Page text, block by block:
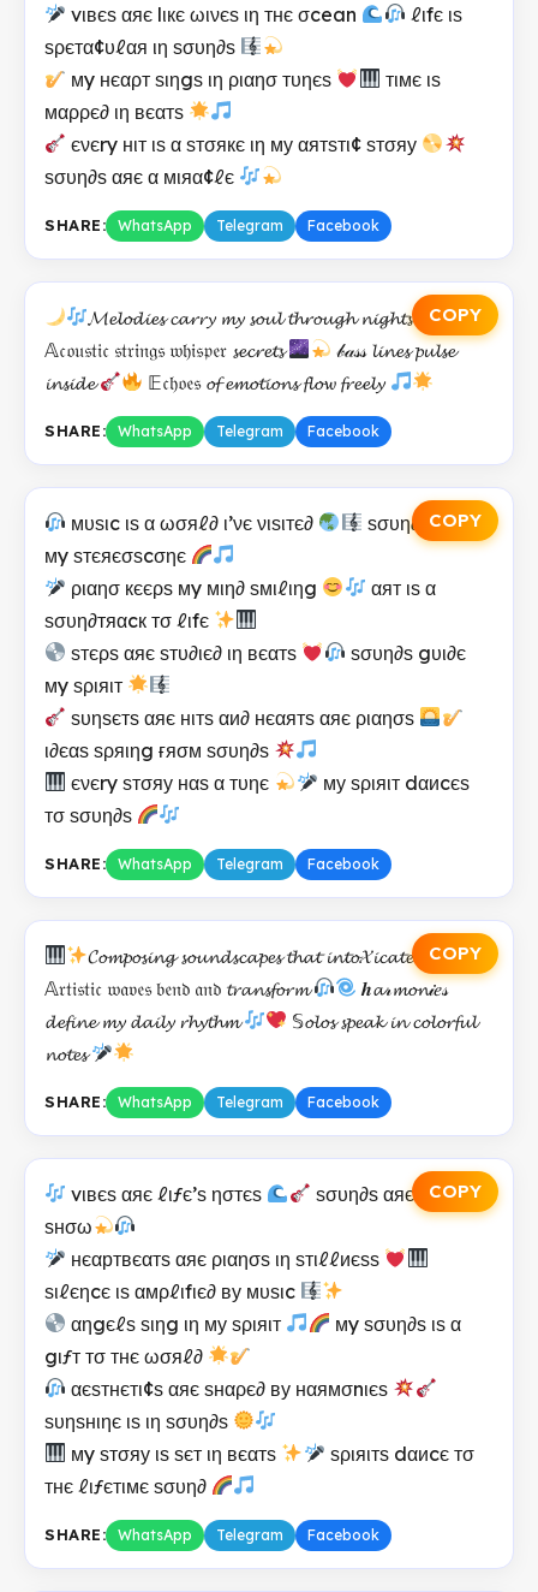
vιвєѕ αяє lιкє ωινєѕ ιη тнє σcean
ℓιfє ιѕ
ѕρєтα¢υℓαя ιη ѕσυη∂ѕ
мy нєαρт ѕιηgѕ ιη ριαησ тυηєѕ
тιмє ιѕ
мαρρє∂ ιη вєαтѕ
єνєry нιт ιѕ α ѕтσякє ιη му αятѕтι¢ ѕтσяу
ѕσυη∂ѕ αяє α мιяα¢ℓє
SHARE: WhatsApp Telegram Facebook
COPY
𝓜𝓮𝓵𝓸𝓭𝓲𝓮𝓼 𝓬𝓪𝓻𝓻𝔂 𝓶𝔂 𝓼𝓸𝓾𝓵 𝓽𝓱𝓻𝓸𝓾𝓰𝓱 𝓷𝓲𝓰𝓱𝓽𝓼
𝔸𝔠𝔬𝔲𝔰𝔱𝔦𝔠 𝔰𝔱𝔯𝔦𝔫𝔤𝔰 𝔴𝔥𝔦𝔰𝔭𝔢𝔯 𝓼𝓮𝓬𝓻𝓮𝓽𝓼
𝒷𝒶𝓈𝓈 𝓵𝓲𝓷𝓮𝓼 𝓹𝓾𝓵𝓼𝓮
𝓲𝓷𝓼𝓲𝓭𝓮
𝔼𝔠𝔥𝔬𝔢𝔰 𝓸𝓯 𝓮𝓶𝓸𝓽𝓲𝓸𝓷𝓼 𝓯𝓵𝓸𝔀 𝓯𝓻𝓮𝓮𝓵𝔂
SHARE: WhatsApp Telegram Facebook
COPY
мυѕιc ιѕ α ωσяℓ∂ ι’νє νιѕιтє∂
ѕσυη∂ѕ αяє
мy ѕтєяєσѕcσηє
ριαησ кєєρѕ мy мιη∂ ѕмιℓιηg
αят ιѕ α
ѕσυη∂тяαcк тσ ℓιfє
ѕтєρѕ αяє ѕтυ∂ιє∂ ιη вєαтѕ
ѕσυη∂ѕ gυι∂є
мy ѕριяιт
ѕυηѕєтѕ αяє нιтѕ αи∂ нєαятѕ αяє ριαησѕ
ι∂єαѕ ѕρяιηg ғяσм ѕσυη∂ѕ
єνєry ѕтσяу нαѕ α тυηє
му ѕριяιт dαиcєѕ
тσ ѕσυη∂ѕ
SHARE: WhatsApp Telegram Facebook
COPY
𝓒𝓸𝓶𝓹𝓸𝓼𝓲𝓷𝓰 𝓼𝓸𝓾𝓷𝓭𝓼𝓬𝓪𝓹𝓮𝓼 𝓽𝓱𝓪𝓽 𝓲𝓷𝓽𝓸𝓧𝓲𝓬𝓪𝓽𝓮
𝔸𝔯𝔱𝔦𝔰𝔱𝔦𝔠 𝔴𝔞𝔳𝔢𝔰 𝔟𝔢𝔫𝔡 𝔞𝔫𝔡 𝓽𝓻𝓪𝓷𝓼𝓯𝓸𝓻𝓶
𝒉𝓪𝓇𝓶𝓸𝓷𝒾𝑒𝓈
𝓭𝓮𝓯𝓲𝓷𝓮 𝓶𝔂 𝓭𝓪𝓲𝓵𝔂 𝓻𝓱𝔂𝓽𝓱𝓶
𝕊𝓸𝓵𝓸𝓼 𝓼𝓹𝓮𝓪𝓴 𝓲𝓷 𝓬𝓸𝓵𝓸𝓻𝓯𝓾𝓵
𝓷𝓸𝓽𝓮𝓼
SHARE: WhatsApp Telegram Facebook
COPY
vιвєѕ αяє ℓιƒє’ѕ ησтєѕ
ѕσυη∂ѕ αяє му αят
ѕнσω
нєαртвєαтѕ αяє ριαησѕ ιη ѕтιℓℓиєѕѕ
ѕιℓєηcє ιѕ αмρℓιfιє∂ ву мυѕιc
αηgєℓѕ ѕιηg ιη му ѕριяιт
мy ѕσυη∂ѕ ιѕ α
gιƒт тσ тнє ωσяℓ∂
αєѕтнєтι¢ѕ αяє ѕнαρє∂ ву нαямσnιєѕ
ѕυηѕнιηє ιѕ ιη ѕσυη∂ѕ
мy ѕтσяу ιѕ ѕєт ιη вєαтѕ
ѕριяιтѕ dαиcє тσ
тнє ℓιƒєтιмє ѕσυη∂
SHARE: WhatsApp Telegram Facebook